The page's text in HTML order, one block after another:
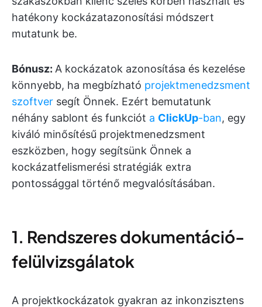
hatékony kockázatazonosítási módszert
mutatunk be.
Bónusz: A kockázatok azonosítása és kezelése
könnyebb, ha megbízható projektmenedzsment
szoftver segít Önnek. Ezért bemutatunk
néhány sablont és funkciót a ClickUp-ban, egy
kiváló minősítésű projektmenedzsment
eszközben, hogy segítsünk Önnek a
kockázatfelismerési stratégiák extra
pontossággal történő megvalósításában.
1. Rendszeres dokumentáció-
felülvizsgálatok
A projektkockázatok gyakran az inkonzisztens